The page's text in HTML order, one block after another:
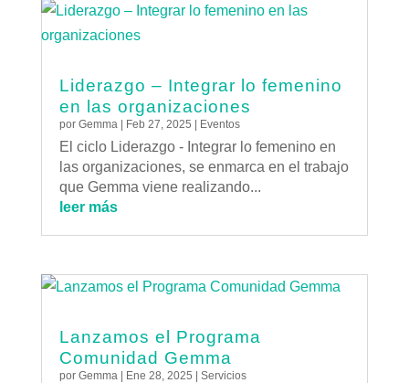
Liderazgo – Integrar lo femenino
en las organizaciones
por Gemma| Feb 27, 2025 Eventos
El ciclo Liderazgo - Integrar lo femenino en
las organizaciones, se enmarca en el trabajo
que Gemma viene realizando...
leer más
Lanzamos el Programa
Comunidad Gemma
por Gemma | Ene 28, 2025 | Servicios